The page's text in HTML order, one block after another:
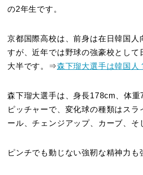
の2年生です。
京都国際高校は、前身は在日韓国人
すが、近年では野球の強豪校として
大半です。⇒森下瑠大選手は韓国人
森下瑠大選手は、身長178cm、体
ピッチャーで、変化球の種類はスラ
ール、チェンジアップ、カーブ、そ
ピンチでも動じない強靭な精神力も